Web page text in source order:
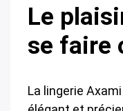
Le
se faire
La lingerie